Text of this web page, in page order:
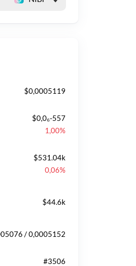
$0,0005119
$0,0₆-557
1,00%
$531.04k
0,06%
$44.6k
/ 0,0005152
#3506